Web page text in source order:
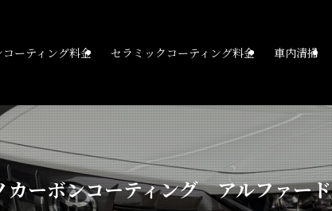
ーティング料金 セラミックコーティング料金 車内清掃
カーボンコーティング アルファード